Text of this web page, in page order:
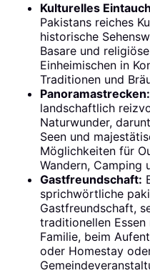
Kulturelles
Pakistans reiches
historische
Basare und
Einheimischen in
Traditionen und
Panoramastrecken:
landschaftlich
Naturwunder,
Seen und
Möglichkeiten für
Wandern, Camping
Gastfreundschaft:
sprichwörtliche
Gastfreundschaft,
traditionellen
Familie, beim
oder Homestay